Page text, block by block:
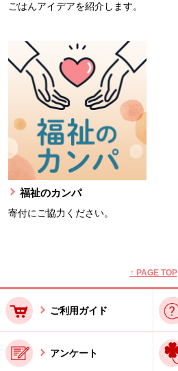
ごはんアイデアを紹介します。
福祉のカンパ
寄付にご協力ください。
↑ PAGE TOP
ご利用ガイド
アンケート